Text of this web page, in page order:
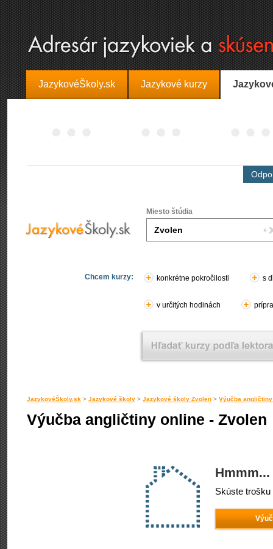
JazykovéŠkoly.sk Jazykové kurzy
Miesto štúdia
Chcem kurzy: konkrétne pokročilosti s
v určitých hodinách
JazykovéŠkoly.sk > Jazykové školy > Jazykové školy Zvolen > Výučba
Výučba angličtiny online - Zvolen
Skúste